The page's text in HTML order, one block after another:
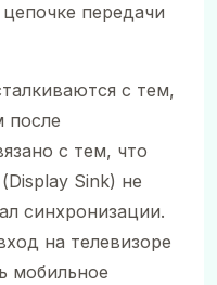
передачи
с тем,
после
с тем, что
Sink) не
синхронизации.
на телевизоре
мобильное